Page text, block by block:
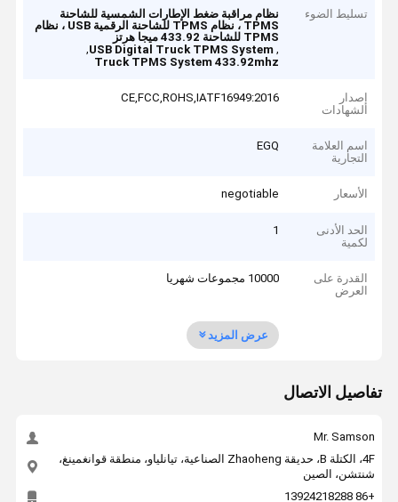
تسليط الضوء
نظام مراقبة ضغط الإطارات الشمسية للشاحنة
TPMS ، نظام TPMS للشاحنة الرقمية USB ، نظام
TPMS للشاحنة 433.92 ميجا هرتز
,
USB Digital Truck TPMS System
,
Truck TPMS System 433.92mhz
إصدار
الشهادات
CE,FCC,ROHS,IATF16949:2016
اسم العلامة
التجارية
EGQ
الأسعار negotiable
الحد الأدنى
لكمية
1
القدرة على
العرض
10000 مجموعات شهريا
عرض المزيد
تفاصيل الاتصال
Mr. Samson
4F، الكتلة B، حديقة Zhaoheng الصناعية، تيانلياو، منطقة قوانغمينغ،
شنتشن، الصين
+86 13924218288